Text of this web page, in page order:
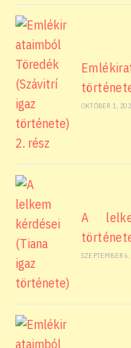
OKTÓBER 1,
A
SZEPTEMBER